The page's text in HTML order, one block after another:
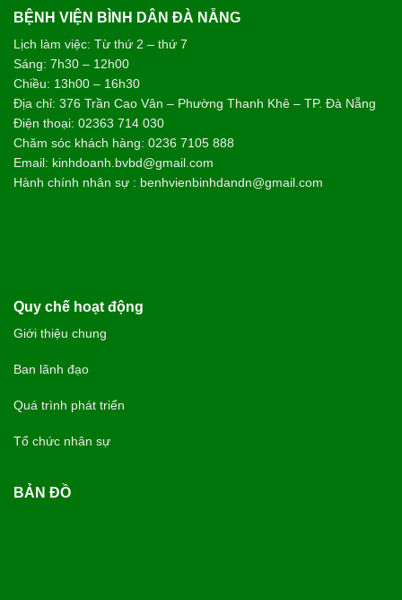
BỆNH VIỆN BÌNH DÂN ĐÀ NẴNG
Lịch làm việc: Từ thứ 2 – thứ 7
Sáng: 7h30 – 12h00
Chiều: 13h00 – 16h30
Địa chỉ: 376 Trần Cao Vân – Phường Thanh Khê – TP. Đà Nẵng
Điện thoại: 02363 714 030
Chăm sóc khách hàng: 0236 7105 888
Email: kinhdoanh.bvbd@gmail.com
Hành chính nhân sự : benhvienbinhdandn@gmail.com
Quy chế hoạt động
Giới thiệu chung
Ban lãnh đạo
Quá trình phát triển
Tổ chức nhân sự
BẢN ĐỒ